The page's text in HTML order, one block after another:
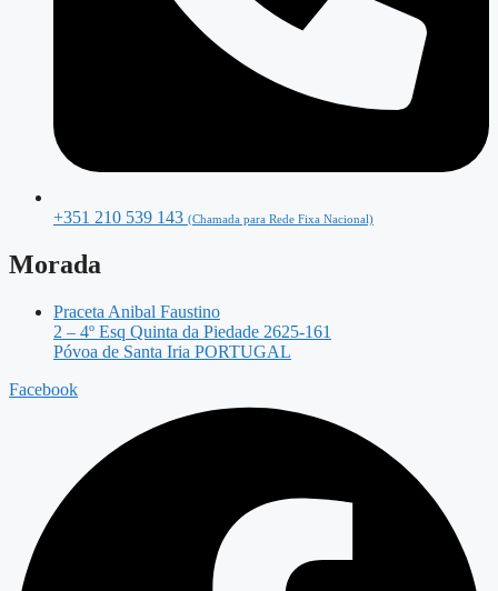
+351 210 539 143 (Chamada para Rede Fixa Nacional)
Morada
Praceta Anibal Faustino
2 – 4º Esq Quinta da Piedade 2625-161
Póvoa de Santa Iria PORTUGAL
Facebook